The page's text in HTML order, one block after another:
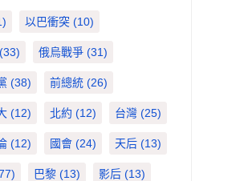
以巴衝突 (10)
(33) 俄烏戰爭 (31)
(38) 前總統 (26)
(12) 北約 (12) 台灣 (25)
(12) 國會 (24) 天后 (13)
巴黎 (13) 影后 (13)